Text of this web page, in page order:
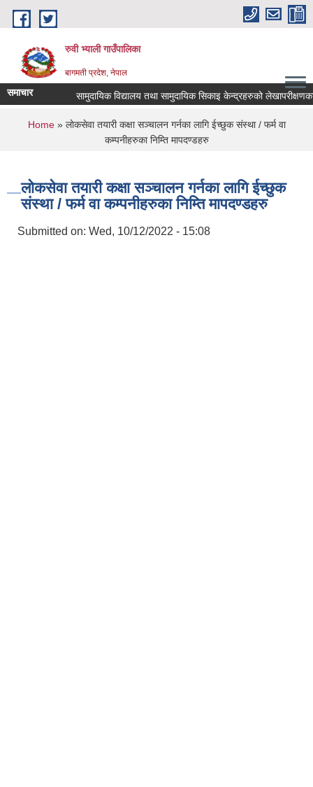
Skip to main content
रुवी भ्याली गाउँपालिका
बागमती प्रदेश, नेपाल
समाचार सामुदायिक विद्यालय तथा सामुदायिक सिकाइ केन्द्रहरुको
You are here
Home» लाेकसेवा तयारी कक्षा सञ्चालन गर्नका लागि ईच्छुक संस्था / फर्म वा
कम्पनीहरुका निम्ति मापदण्डहरु
लाेकसेवा तयारी कक्षा सञ्चालन गर्नका लागि ईच्छुक
संस्था / फर्म वा कम्पनीहरुका निम्ति मापदण्डहरु
Submitted on: Wed, 10/12/2022 - 15:08